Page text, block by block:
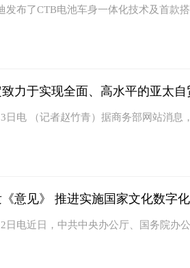
发布了CTB电池车身一体化技术及首款
力于实现全面、高水平的亚太自
日电 （记者赵竹青）据商务部网站消
意见》 推进实施国家文化数字
日电近日，中共中央办公厅、国务院办